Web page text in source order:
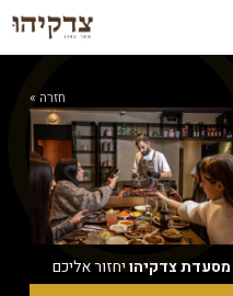
חזרה »
מסעדת צדקיהויחזור אליכם